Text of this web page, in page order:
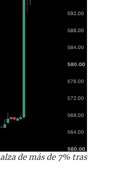
de más de 7% tras